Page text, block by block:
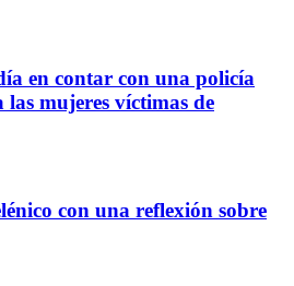
en contar con una policía
las mujeres víctimas de
con una reflexión sobre